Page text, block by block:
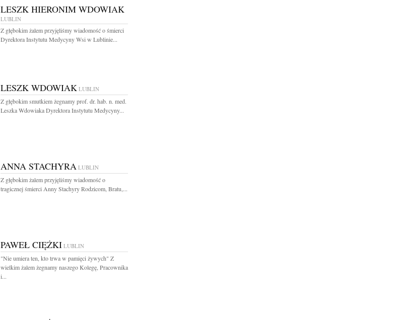
LESZK HIERONIM WDOWIAK
LUBLIN
Z głębokim żalem przyjęliśmy wiadomość o śmierci
Dyrektora Instytutu Medycyny Wsi w Lublinie...
LESZK WDOWIAK LUBLIN
Z głębokim smutkiem żegnamy prof. dr. hab. n. med.
Leszka Wdowiaka Dyrektora Instytutu Medycyny...
ANNA STACHYRA LUBLIN
Z głębokim żalem przyjęliśmy wiadomość o
tragicznej śmierci Anny Stachyry Rodzicom, Bratu,...
PAWEŁ CIĘŻKI LUBLIN
"Nie umiera ten, kto trwa w pamięci żywych" Z
wielkim żalem żegnamy naszego Kolegę, Pracownika
i...